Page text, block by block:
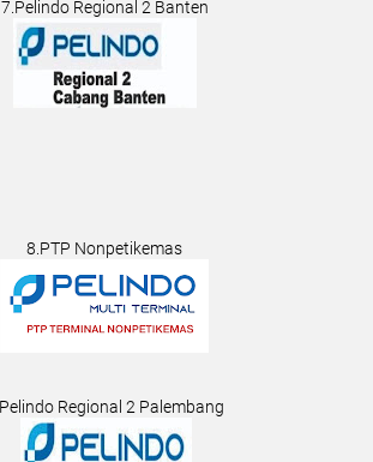
7.Pelindo Regional 2 Banten
8.PTP Nonpetikemas
Regional 2 Palembang